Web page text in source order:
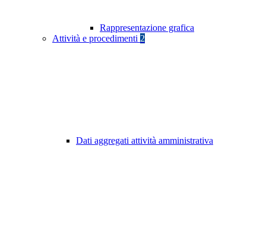
Rappresentazione grafica
Attività e procedimenti 2
Dati aggregati attività amministrativa